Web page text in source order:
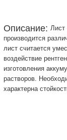
Описание: Лист
производится
лист считается
воздействие
изготовления
растворов.
характерна